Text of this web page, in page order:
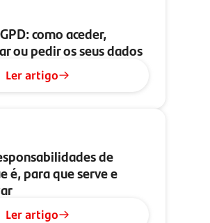
como aceder,
ou pedir os seus dados
Ler artigo
de
é, para que serve e
Ler artigo